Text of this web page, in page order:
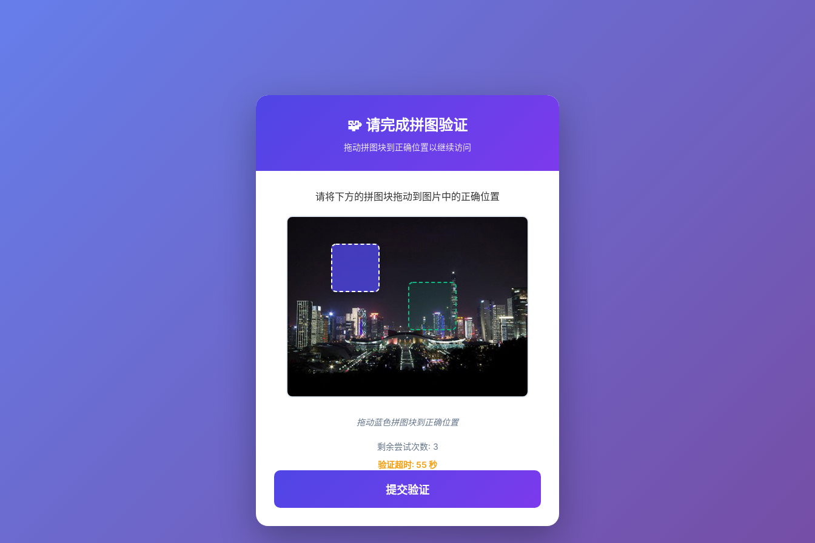
🧩 请完成拼图验证
拖动拼图块到正确位置以继续访问
请将下方的拼图块拖动到图片中的正确位置
拖动蓝色拼图块到正确位置
剩余尝试次数: 3
验证超时: 55 秒
提交验证